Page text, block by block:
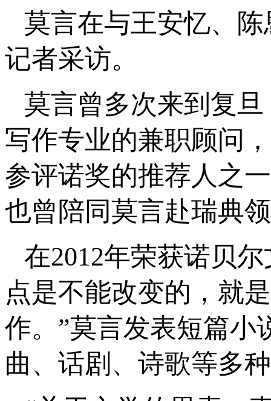
莫言在与王安忆、
记者采访。
莫言曾多次来到复
写作专业的兼职顾问
参评诺奖的推荐人之
也曾陪同莫言赴瑞典
在2012年荣获诺贝
点是不能改变的，就
作。”莫言发表短篇小
曲、话剧、诗歌等多